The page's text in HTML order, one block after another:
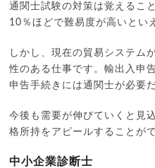
通関士試験の対策は覚えるこ
10％ほどで難易度が高いとい
しかし、現在の貿易システム
性のある仕事です。輸出入申
申告手続きには通関士が必要
今後も需要が伸びていくと見
格所持をアピールすることが
中小企業診断士